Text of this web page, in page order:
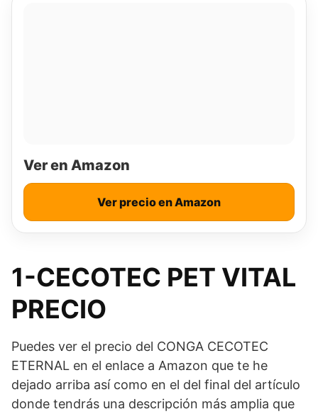
Ver en Amazon
Ver precio en Amazon
1-CECOTEC PET VITAL
PRECIO
Puedes ver el precio del CONGA CECOTEC
ETERNAL en el enlace a Amazon que te he
dejado arriba así como en el del final del artículo
donde tendrás una descripción más amplia que